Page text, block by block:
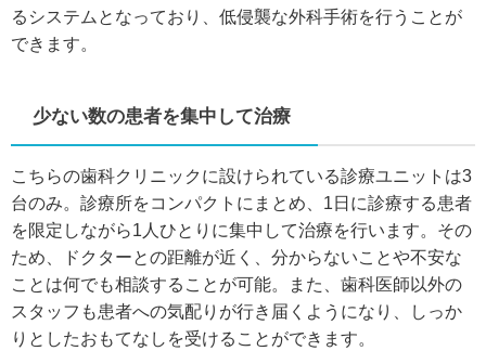
るシステムとなっており、低侵襲な外科手術を行うことが
できます。
少ない数の患者を集中して治療
こちらの歯科クリニックに設けられている診療ユニットは3
台のみ。診療所をコンパクトにまとめ、1日に診療する患者
を限定しながら1人ひとりに集中して治療を行います。その
ため、ドクターとの距離が近く、分からないことや不安な
ことは何でも相談することが可能。また、歯科医師以外の
スタッフも患者への気配りが行き届くようになり、しっか
りとしたおもてなしを受けることができます。